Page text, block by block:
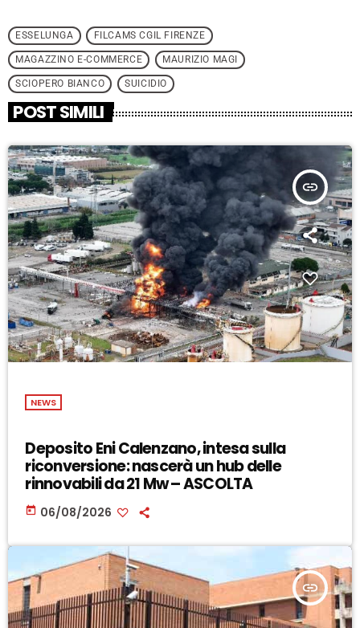
ESSELUNGA FILCAMS CGIL FIRENZE
MAGAZZINO E-COMMERCE MAURIZIO MAGI
SCIOPERO BIANCO SUICIDIO
POST SIMILI
insert_link
NEWS
Deposito Eni Calenzano, intesa sulla
riconversione: nascerà un hub delle
rinnovabili da 21 Mw – ASCOLTA
today 06/08/2026
insert_link